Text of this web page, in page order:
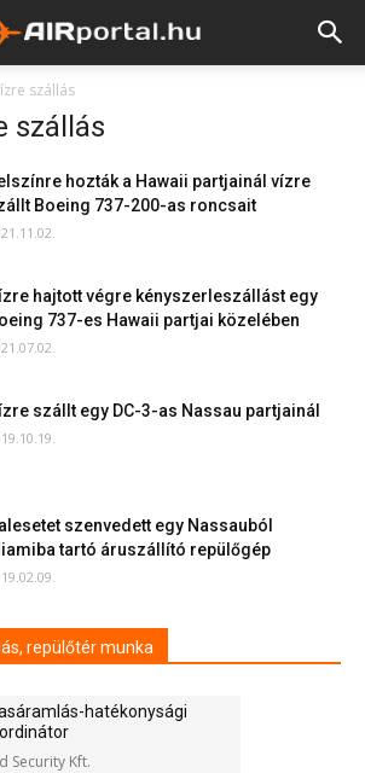
szállás
szállás
hozták a Hawaii partjainál vízre
Boeing 737-200-as roncsait
hajtott végre kényszerleszállást egy
737-es Hawaii partjai közelében
szállt egy DC-3-as Nassau partjainál
szenvedett egy Nassauból
tartó áruszállító repülőgép
repülőtér munka
hatékonysági
Security Kft.